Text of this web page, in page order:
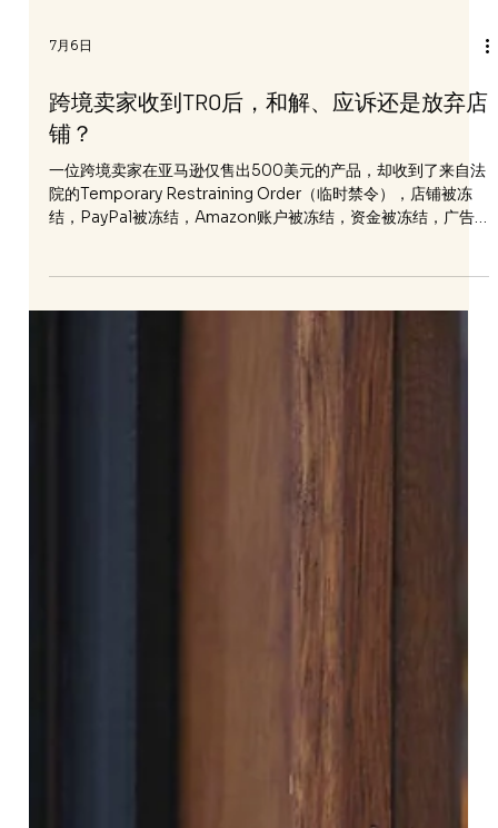
7月6日
跨境卖家收到TRO后，和解、应诉还是放弃店
铺？
一位跨境卖家在亚马逊仅售出500美元的产品，却收到了来自法
被停止展示，库存无法正常销售，商业计划戛然而止。与此同
时，原告品牌方向他提出了高达30000美元的和解费用。这并
非危言耸听，而是一个真实的求助案例。 中国跨境卖家正在面临
一个极易陷入的困局：知识产权纠纷。一旦所售商品涉嫌商标、
版权、外观设计专利侵权，就有可能被品牌方列入起诉名单提
告。在法院批准临时禁令后，商家无论是选择和解、应诉还是弃
成本极低，对被告来说却影响极大的法律手段。当品牌方发现有
人售卖疑似侵权产品时，其会在美国法院起诉一大批卖家，发起
批量诉讼（又称Schedule A案件）。 “Schedule A案件”
（Schedule A Litigation）是近年来美国知识产权诉讼中非常
常见的一种模式，尤其集中在跨境电商卖家（Am